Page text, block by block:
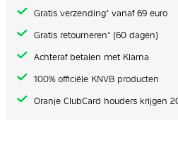
Gratis verzending* vanaf 69 euro
Gratis retourneren* (60 dagen)
Achteraf betalen met Klarna
100% officiële KNVB producten
Oranje ClubCard houders krijgen